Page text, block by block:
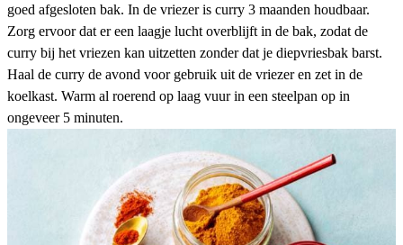
goed afgesloten bak. In de vriezer is curry 3 maanden houdbaar.
Zorg ervoor dat er een laagje lucht overblijft in de bak, zodat de
curry bij het vriezen kan uitzetten zonder dat je diepvriesbak barst.
Haal de curry de avond voor gebruik uit de vriezer en zet in de
koelkast. Warm al roerend op laag vuur in een steelpan op in
ongeveer 5 minuten.